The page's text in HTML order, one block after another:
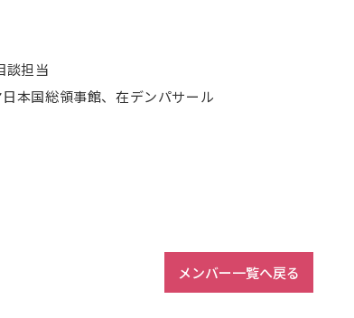
担当
本国総領事館、在デンパサール
メンバー一覧へ戻る